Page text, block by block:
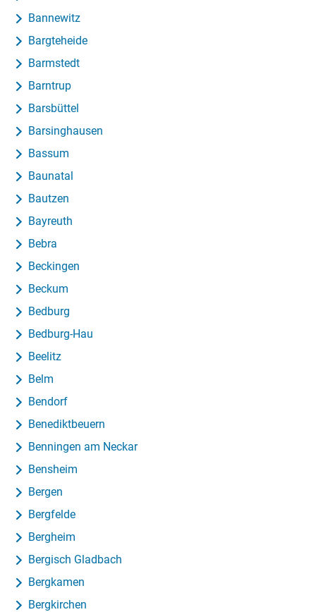
Bannewitz
Bargteheide
Barmstedt
Barntrup
Barsbüttel
Barsinghausen
Bassum
Baunatal
Bautzen
Bayreuth
Bebra
Beckingen
Beckum
Bedburg
Bedburg-Hau
Beelitz
Belm
Bendorf
Benediktbeuern
Benningen am Neckar
Bensheim
Bergen
Bergfelde
Bergheim
Bergisch Gladbach
Bergkamen
Bergkirchen